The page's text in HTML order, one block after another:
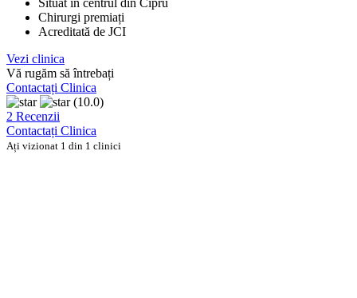
Chirurgi premiați
Acreditată de JCI
Vezi clinica
Vă rugăm să întrebați
Contactați Clinica
(10.0)
2 Recenzii
Contactați Clinica
Ați vizionat 1 din 1 clinici